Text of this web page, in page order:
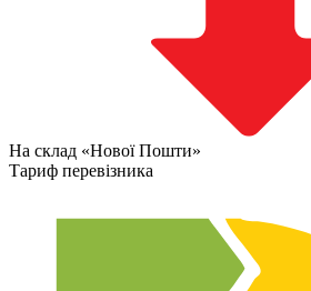
На склад «Нової Пошти»
Тариф перевізника